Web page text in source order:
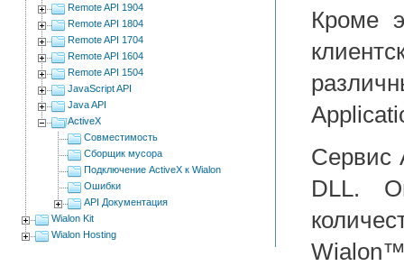
Remote API 1904
Remote API 1804
Remote API 1704
Remote API 1604
Remote API 1504
JavaScript API
Java API
ActiveX
Совместимость
Сборщик мусора
Подключение ActiveX к Wialon
Ошибки
API Документация
Wialon Kit
Wialon Hosting
Кроме
Сервис
DLL.